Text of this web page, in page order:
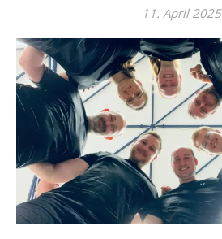
11. April 2025